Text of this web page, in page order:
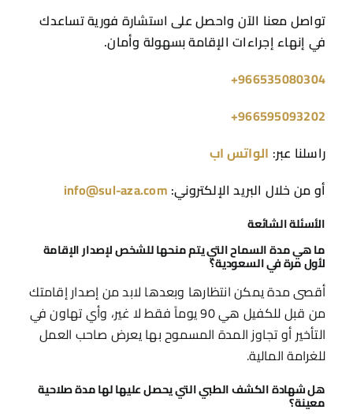
تواصل معنا الآن واحصل على استشارة فورية تساعدك
في إنهاء إجراءات الإقامة بسهولة وأمان.
966535080304+
966595093202+
راسلنا عبر: الواتس اب
أو من خلال البريد الإلكتروني: info@sul-aza.com
الأسئلة الشائعة
ما هي مدة السماح التي يتم منحها للشخص لإصدار الإقامة
لأول مرة في السعودية؟
أقصى مدة يمكن انتظارها وبعدها لابد من إصدار إقامتك
من قبل للكفيل هي 90 يوماً فقط لا غير، وأي تهاون في
التأخير أو تجاوز المدة المسموح بها يعرض صاحب العمل
للغرامة المالية.
هل شهادة الكشف الطبي التي يحصل عليها لها مدة صلاحية
معينة؟